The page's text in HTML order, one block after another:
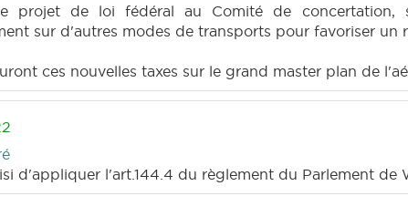
projet de loi fédéral au Comité de
sur d'autres modes de transports pour favoriser un
ces nouvelles taxes sur le grand master plan de
d'appliquer l'art.144.4 du règlement du Parlement de